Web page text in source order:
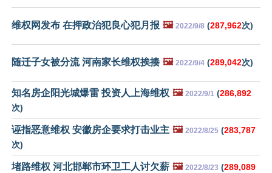
维权网发布 在押政治犯良心犯月报 🖼️ 2022/9/8 (287,962次)
随迁子女被分流 河南家长维权挨揍 🖼️ 2022/9/4 (289,042次)
知名房企阳光城爆雷 投资人上海维权 🖼️ 2022/9/1 (286,892
次)
诬指恶意维权 安徽房企要求打击业主 🖼️ 2022/8/25 (283,787
次)
堵路维权 河北邯郸市环卫工人讨欠薪 🖼️ 2022/8/23 (289,089